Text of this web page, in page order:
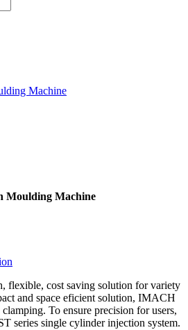
Machine
Moulding Machine
flexible, cost saving solution for variety
and space eficient solution, IMACH
To ensure precision for users,
series single cylinder injection system.